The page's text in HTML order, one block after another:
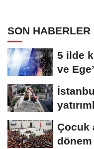
SON HABERLER
5 ilde
ve
Çocuk
dönem